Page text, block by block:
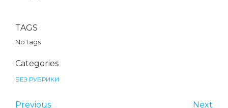
TAGS
No tags
Categories
БЕЗ РУБРИКИ
Previous Next